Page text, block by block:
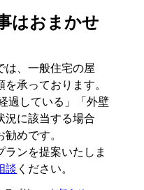
はおまかせ
は、一般住宅の屋
承っております。
過している」「外壁
況に該当する場合
めです。
ランを提案いたしま
談 ください。